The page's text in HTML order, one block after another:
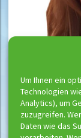
Um Ihnen ein
Technologien
Analytics), um
zuzugreifen.
Daten wie das